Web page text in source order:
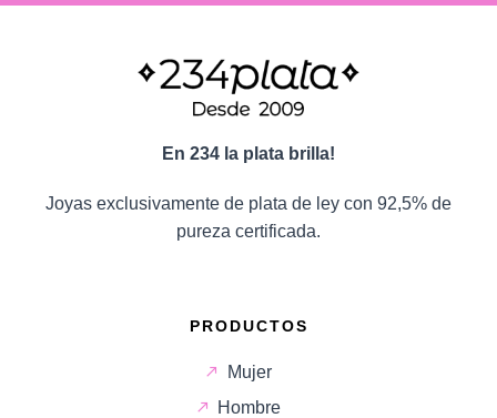
En 234 la plata brilla!
Joyas exclusivamente de plata de ley con 92,5% de
pureza certificada.
PRODUCTOS
Mujer
Hombre